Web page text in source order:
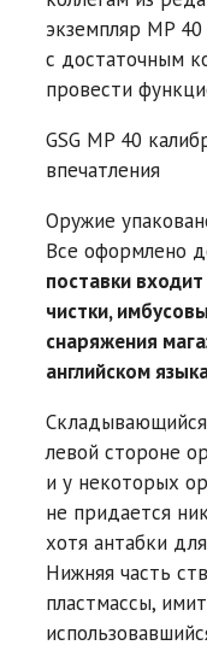
экземпляр MP
с достаточным
провести
GSG MP 40
впечатления
Оружие
Все оформлено
поставки
чистки,
снаряжения
английском
левой стороне
и у некоторых
не придается
хотя антабки
Нижняя часть
пластмассы,